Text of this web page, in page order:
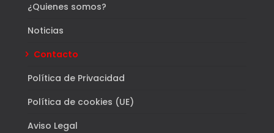
¿Quienes somos?
Noticias
Contacto
Política de Privacidad
Política de cookies (UE)
Aviso Legal